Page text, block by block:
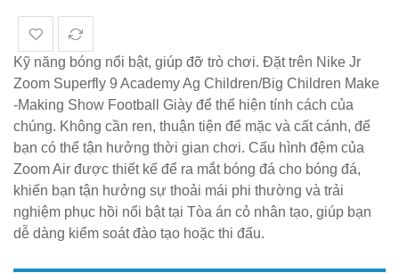
Kỹ năng bóng nổi bật, giúp đỡ trò chơi. Đặt trên Nike Jr
Zoom Superfly 9 Academy Ag Children/Big Children Make
-Making Show Football Giày để thể hiện tính cách của
chúng. Không cần ren, thuận tiện để mặc và cất cánh, để
bạn có thể tận hưởng thời gian chơi. Cấu hình đệm của
Zoom Air được thiết kế để ra mắt bóng đá cho bóng đá,
khiến bạn tận hưởng sự thoải mái phi thường và trải
nghiệm phục hồi nổi bật tại Tòa án cỏ nhân tạo, giúp bạn
dễ dàng kiểm soát đào tạo hoặc thi đấu.